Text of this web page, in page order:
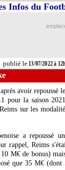
publié le13/07/2022 à
Infos du
avoir repoussé
pour la saison
sur les
a repoussé
rappel, Reims
M€ de bonus)
que 35 M€ (dont